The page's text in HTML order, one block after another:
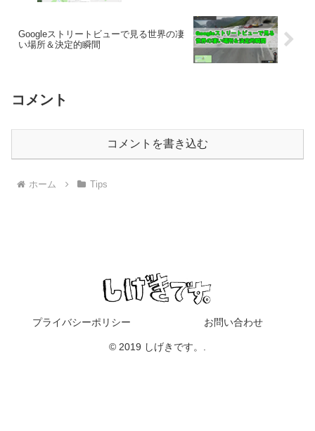
Googleストリートビューで見る世界の凄
い場所＆決定的瞬間
コメント
コメントを書き込む
ホーム Tips
プライバシーポリシー お問い合わせ
© 2019 しげきです。.